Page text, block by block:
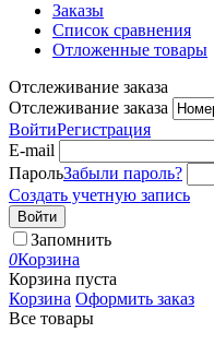
Заказы
Список сравнения
Отложенные товары
Отслеживание заказа
Отслеживание заказа
ВойтиРегистрация
E-mail
ПарольЗабыли пароль?
Создать учетную запись
Войти
Запомнить
0Корзина
Корзина пуста
Корзина Оформить заказ
Все товары